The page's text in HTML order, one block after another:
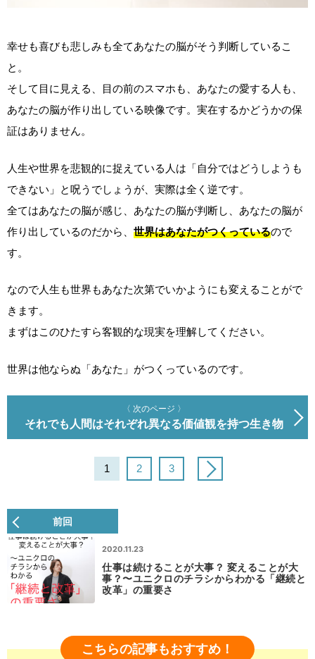
幸せも喜びも悲しみも全てあなたの脳がそう判断しているこ
と。
そして目に見える、目の前のスマホも、あなたの愛する人も、
あなたの脳が作り出している映像です。実在するかどうかの保
証はありません。
人生や世界を悲観的に捉えている人は「自分ではどうしようも
できない」と呪うでしょうが、実際は全く逆です。
全てはあなたの脳が感じ、あなたの脳が判断し、あなたの脳が
作り出しているのだから、 世界はあなたがつくっているので
す。
なので人生も世界もあなた次第でいかようにも変えることがで
きます。
まずはこのひたすら客観的な現実を理解してください。
世界は他ならぬ「あなた」がつくっているのです。
〈 次のページ 〉
それでも人間はそれぞれ異なる価値観を持つ生き物
1 2 3
前回
2020.11.23
仕事は続けることが大事？ 変えることが大
事？〜ユニクロのチラシからわかる「継続と
改革」の重要さ
こちらの記事もおすすめ！